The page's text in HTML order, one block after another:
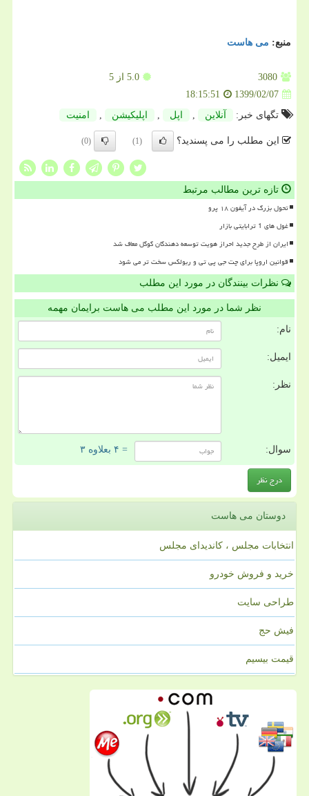
منبع: می هاست
3080
5.0 از 5
1399/02/07
18:15:51
تگهای خبر:
آنلاین , اپل , اپلیكیشن , امنیت
این مطلب را می پسندید؟ (1)
(0)
تازه ترین مطالب مرتبط
تحول بزرگ در آیفون ۱۸ پرو
غول های 1 ترابایتی بازار
ایران از طرح جدید احراز هویت توسعه دهندگان گوگل معاف شد
قوانین اروپا برای چت جی پی تی و ربولکس سخت تر می شود
نظرات بینندگان در مورد این مطلب
نظر شما در مورد این مطلب می هاست برایمان مهمه
نام:
ایمیل:
نظر:
سوال: = ۴ بعلاوه ۳
دوستان می هاست
انتخابات مجلس ، کاندیدای مجلس
خرید و فروش خودرو
طراحی سایت
فیش حج
قیمت بیسیم